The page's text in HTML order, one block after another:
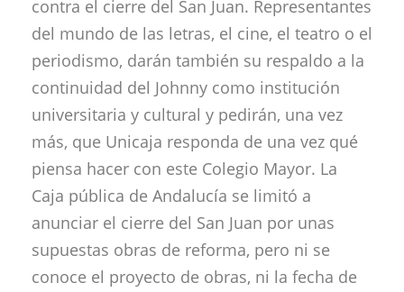
contra el cierre del San Juan. Representantes
del mundo de las letras, el cine, el teatro o el
periodismo, darán también su respaldo a la
continuidad del Johnny como institución
universitaria y cultural y pedirán, una vez
más, que Unicaja responda de una vez qué
piensa hacer con este Colegio Mayor. La
Caja pública de Andalucía se limitó a
anunciar el cierre del San Juan por unas
supuestas obras de reforma, pero ni se
conoce el proyecto de obras, ni la fecha de